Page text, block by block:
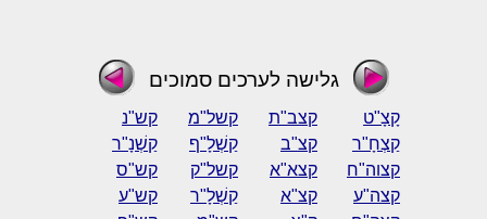
גלישה לערכים סמוכים
קָצָ"ט קצב"ת קשל"מ
קש"נ
קַצְחָ"ר
קצ"ב קַשְׁלָ"ף
קַשְׁנָ"ר
קצוה"ח
קצא"א קשל"ק
קש"ס
קצה"ע
קצ"א קַשְׁלָ"ר
קש"ע